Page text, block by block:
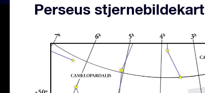
Perseus stjernebildekart